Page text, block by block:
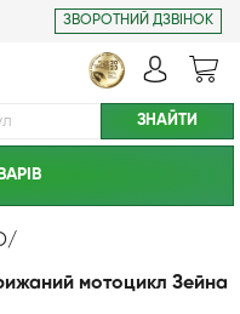
ЗВОРОТНИЙ ДЗВІНОК
/
мотоцикл Зейна